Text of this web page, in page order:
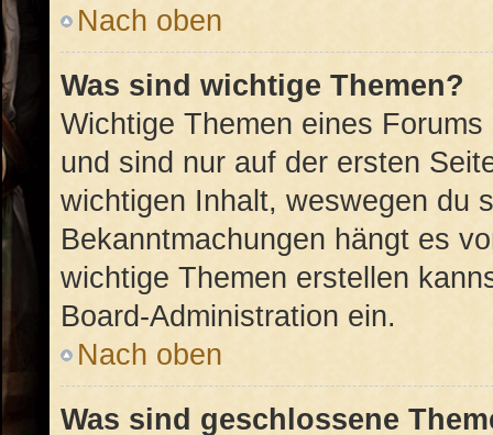
Nach oben
Was sind wichtige Themen?
Wichtige Themen eines
und sind nur auf der ersten
wichtigen Inhalt, weswegen du
Bekanntmachungen hängt es
wichtige Themen erstellen
Board-Administration ein.
Nach oben
Was sind geschlossene